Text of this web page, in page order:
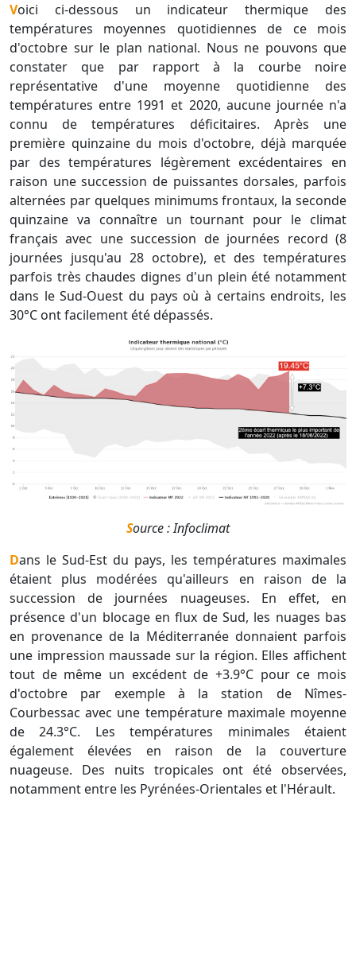
Voici ci-dessous un indicateur thermique des
températures moyennes quotidiennes de ce mois
d'octobre sur le plan national. Nous ne pouvons que
constater que par rapport à la courbe noire
représentative d'une moyenne quotidienne des
températures entre 1991 et 2020, aucune journée n'a
connu de températures déficitaires. Après une
première quinzaine du mois d'octobre, déjà marquée
par des températures légèrement excédentaires en
raison une succession de puissantes dorsales, parfois
alternées par quelques minimums frontaux, la seconde
quinzaine va connaître un tournant pour le climat
français avec une succession de journées record (8
journées jusqu'au 28 octobre), et des températures
parfois très chaudes dignes d'un plein été notamment
dans le Sud-Ouest du pays où à certains endroits, les
30°C ont facilement été dépassés.
Source : Infoclimat
Dans le Sud-Est du pays, les températures maximales
étaient plus modérées qu'ailleurs en raison de la
succession de journées nuageuses. En effet, en
présence d'un blocage en flux de Sud, les nuages bas
en provenance de la Méditerranée donnaient parfois
une impression maussade sur la région. Elles affichent
tout de même un excédent de +3.9°C pour ce mois
d'octobre par exemple à la station de Nîmes-
Courbessac avec une température maximale moyenne
de 24.3°C. Les températures minimales étaient
également élevées en raison de la couverture
nuageuse. Des nuits tropicales ont été observées,
notamment entre les Pyrénées-Orientales et l'Hérault.